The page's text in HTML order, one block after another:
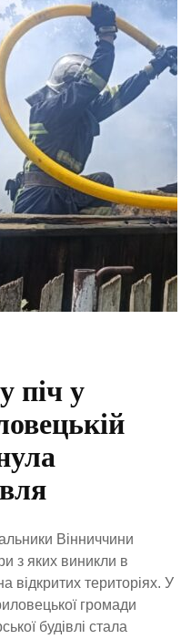
піч у
Вінниччини
з яких виникли в
відкритих територіях. У
громади
будівлі стала